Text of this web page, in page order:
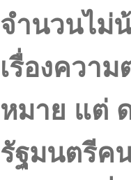
จำนวนไม่
เรื่องควา
หมาย แต่
รัฐมนตรีค